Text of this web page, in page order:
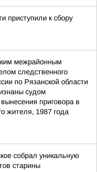
приступили к сбору
межрайонным
следственного
по Рязанской области
судом
приговора в
жителя, 1987 года
собрал уникальную
старины